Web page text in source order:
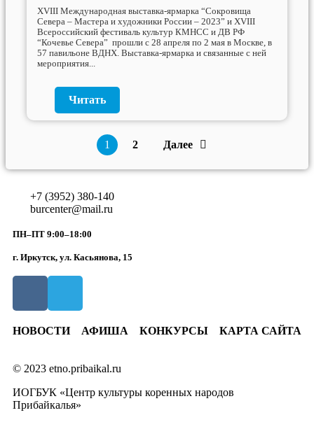
XVIII Международная выставка-ярмарка “Сокровища
Севера – Мастера и художники России – 2023” и XVIII
Всероссийский фестиваль культур КМНСС и ДВ РФ
“Кочевье Севера” прошли с 28 апреля по 2 мая в Москве, в
57 павильоне ВДНХ. Выставка-ярмарка и связанные с ней
мероприятия...
Читать
1 2 Далее
+7 (3952) 380-140
burcenter@mail.ru
ПН–ПТ 9:00–18:00
г. Иркутск, ул. Касьянова, 15
НОВОСТИ АФИША КОНКУРСЫ КАРТА САЙТА
© 2023 etno.pribaikal.ru
ИОГБУК «Центр культуры коренных народов
Прибайкалья»